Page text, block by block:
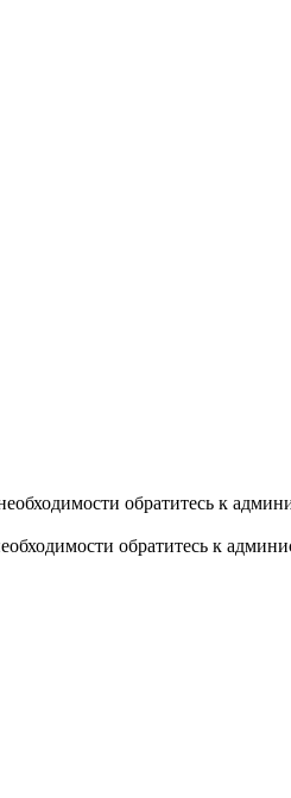
обратитесь к
обратитесь к